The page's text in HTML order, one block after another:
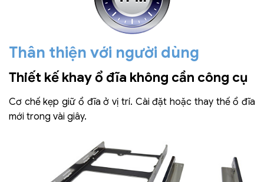
Thân thiện với người dùng
Thiết kế khay ổ đĩa không cần công cụ
Cơ chế kẹp giữ ổ đĩa ở vị trí. Cài đặt hoặc thay thế ổ đĩa
mới trong vài giây.